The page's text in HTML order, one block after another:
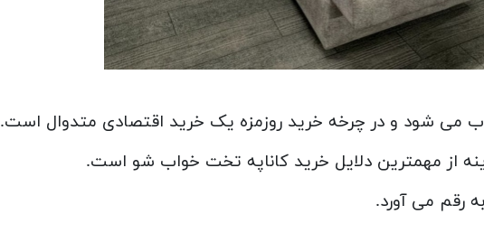
می شود و در چرخه خرید روزمزه یک خرید اقتصادی متدوال است.
از مهمترین دلایل خرید کاناپه تخت خواب شو است.
رقم می آورد.